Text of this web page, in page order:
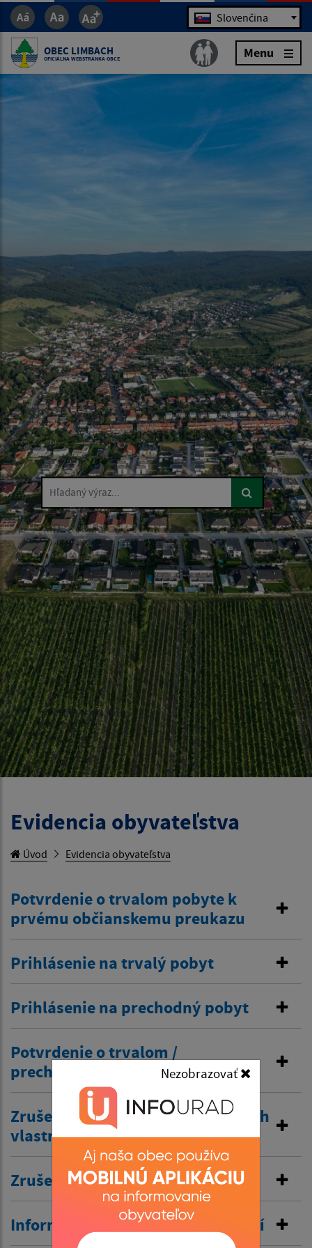
Jazyk Slovenčina
OBEC LIMBACH
OFICIÁLNA WEBSTRÁNKA OBCE Menu
Hľadaný výraz...
Evidencia obyvateľstva
Úvod Evidencia obyvateľstva
Potvrdenie o trvalom pobyte k
prvému občianskemu preukazu
Prihlásenie na trvalý pobyt
Prihlásenie na prechodný pobyt
Potvrdenie o trvalom /
prechodnom pobyte
Zrušenie trvalého pobytu na návrh
vlastníka budovy
Zrušenie prechodného pobytu
Informovanie o pobyte v zahraničí
Nezobrazovať